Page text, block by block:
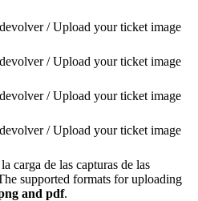
/ Upload your ticket image
/ Upload your ticket image
/ Upload your ticket image
/ Upload your ticket image
carga de las capturas de las
supported formats for uploading
and pdf.